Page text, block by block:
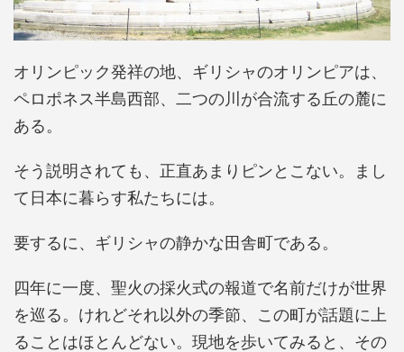
オリンピック発祥の地、ギリシャのオリンピアは、
ペロポネス半島西部、二つの川が合流する丘の麓に
ある。
そう説明されても、正直あまりピンとこない。まし
て日本に暮らす私たちには。
要するに、ギリシャの静かな田舎町である。
四年に一度、聖火の採火式の報道で名前だけが世界
を巡る。けれどそれ以外の季節、この町が話題に上
ることはほとんどない。現地を歩いてみると、その